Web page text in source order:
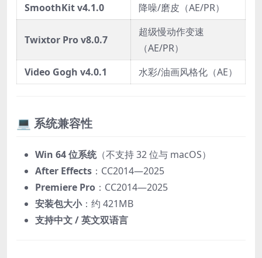
SmoothKit v4.1.0
降噪/磨皮（AE/PR）
Twixtor Pro v8.0.7
超级慢动作变速
（AE/PR）
Video Gogh v4.0.1
水彩/油画风格化（AE）
💻 系统兼容性
Win 64 位系统（不支持 32 位与 macOS）
After Effects ：CC2014—2025
Premiere Pro ：CC2014—2025
安装包大小：约 421MB
支持中文 / 英文双语言